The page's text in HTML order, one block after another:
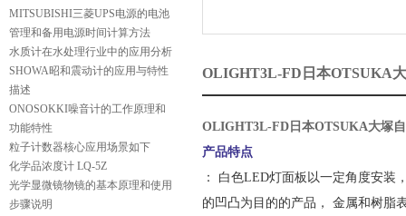
MITSUBISHI三菱UPS电源的电池
管理和备用电源时间计算方法
水质计在水处理行业中的应用分析
SHOWA昭和震动计的应用与特性
描述
ONOSOKKI噪音计的工作原理和
功能特性
粒子计数器核心应用场景如下
化学品浓度计 LQ-5Z
光学显微镜物镜的基本原理和使用
步骤说明
OLIGHT3L-FD日本OTSUKA
OLIGHT3L-FD 日本OTSUKA大塚
产品特点
： 白色LED灯面板以一定角度安装
的凹凸为目的的产品， 金属和树脂